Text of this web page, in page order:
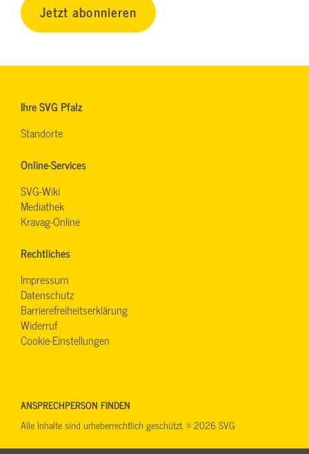
Jetzt abonnieren
Ihre SVG Pfalz
Standorte
Online-Services
SVG-Wiki
Mediathek
Kravag-Online
Rechtliches
Impressum
Datenschutz
Barrierefreiheitserklärung
Widerruf
Cookie-Einstellungen
ANSPRECHPERSON FINDEN
Alle Inhalte sind urheberrechtlich geschützt. © 2026 SVG